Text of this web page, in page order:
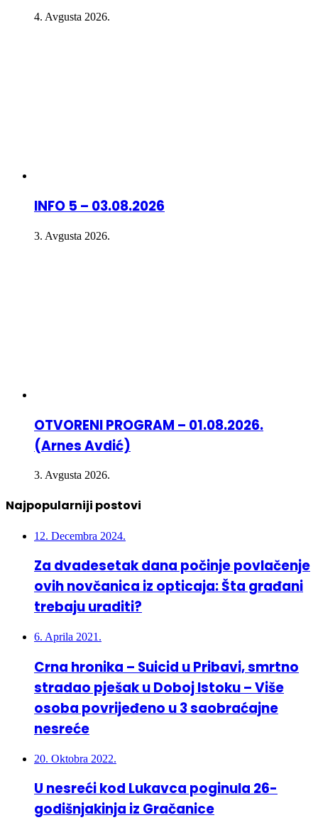
4. Avgusta 2026.
INFO 5 – 03.08.2026
3. Avgusta 2026.
OTVORENI PROGRAM – 01.08.2026.
(Arnes Avdić)
3. Avgusta 2026.
Najpopularniji postovi
12. Decembra 2024.
Za dvadesetak dana počinje povlačenje
ovih novčanica iz opticaja: Šta građani
trebaju uraditi?
6. Aprila 2021.
Crna hronika – Suicid u Pribavi, smrtno
stradao pješak u Doboj Istoku – Više
osoba povrijeđeno u 3 saobraćajne
nesreće
20. Oktobra 2022.
U nesreći kod Lukavca poginula 26-
godišnjakinja iz Gračanice